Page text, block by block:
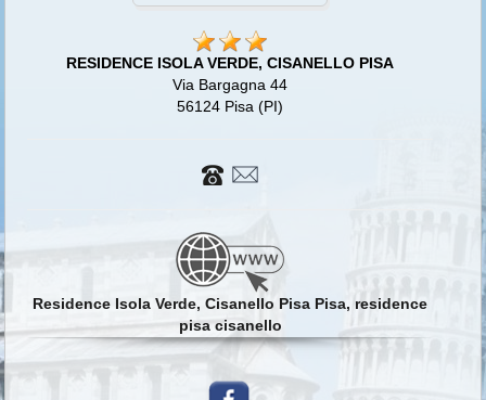
RESIDENCE ISOLA VERDE, CISANELLO PISA
Via Bargagna 44
56124 Pisa (PI)
Residence Isola Verde, Cisanello Pisa Pisa, residence
pisa cisanello